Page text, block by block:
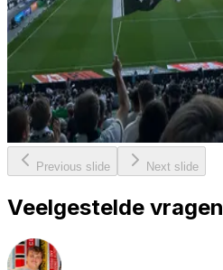
Previous slide Next slide
Veelgestelde vragen